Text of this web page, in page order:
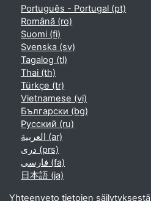
Português - Portugal ‎(pt)‎
Română ‎(ro)‎
Suomi ‎(fi)‎
Svenska ‎(sv)‎
Tagalog ‎(tl)‎
Thai ‎(th)‎
Türkçe ‎(tr)‎
Vietnamese ‎(vi)‎
Български ‎(bg)‎
Русский ‎(ru)‎
العربية ‎(ar)‎
دری ‎(prs)‎
فارسی ‎(fa)‎
日本語 ‎(ja)‎
Yhteenveto tietojen säilytyksestä